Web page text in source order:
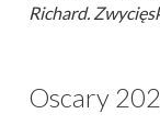
Richard.
Oscary